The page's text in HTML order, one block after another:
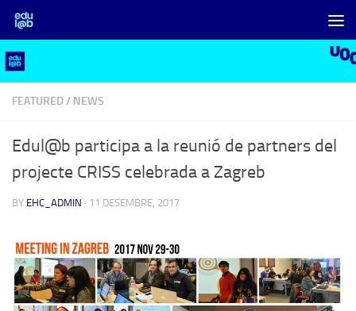
Skip to content
FEATURED / NEWS
Edul@b participa a la reunió de partners del
projecte CRISS celebrada a Zagreb
BY EHC_ADMIN · 11 DESEMBRE, 2017